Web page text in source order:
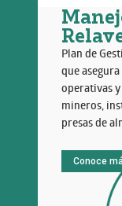
Plan de
que
operativas
mineros,
presas de
Conoce